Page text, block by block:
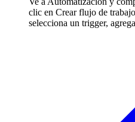
clic en Crear flujo de
selecciona un trigger,